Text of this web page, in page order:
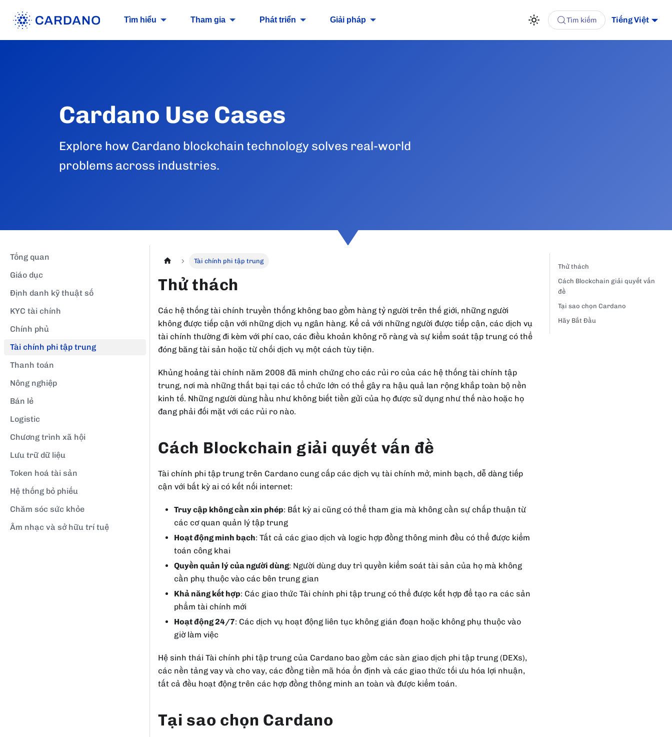
Tìm hiểu Tham gia Phát triển Giải pháp Tiếng Việt
Tìm kiếm
Cardano Use Cases
Explore how Cardano blockchain technology solves real-world
problems across industries.
Tổng quan
Giáo dục
Định danh kỹ thuật số
KYC tài chính
Chính phủ
Tài chính phi tập trung
Thanh toán
Nông nghiệp
Bán lẻ
Logistic
Chương trình xã hội
Lưu trữ dữ liệu
Token hoá tài sản
Hệ thống bỏ phiếu
Chăm sóc sức khỏe
Âm nhạc và sở hữu trí tuệ
Tài chính phi tập trung
Thử thách
Các hệ thống tài chính truyền thống không bao gồm hàng tỷ người trên thế giới, những người
không được tiếp cận với những dịch vụ ngân hàng. Kể cả với những người được tiếp cận, các dịch vụ
tài chính thường đi kèm với phí cao, các điều khoản không rõ ràng và sự kiểm soát tập trung có thể
đóng băng tài sản hoặc từ chối dịch vụ một cách tùy tiện.
Khủng hoảng tài chính năm 2008 đã minh chứng cho các rủi ro của các hệ thống tài chính tập
trung, nơi mà những thất bại tại các tổ chức lớn có thể gây ra hậu quả lan rộng khắp toàn bộ nền
kinh tế. Những người dùng hầu như không biết tiền gửi của họ được sử dụng như thế nào hoặc họ
đang phải đối mặt với các rủi ro nào.
Cách Blockchain giải quyết vấn đề
Tài chính phi tập trung trên Cardano cung cấp các dịch vụ tài chính mở, minh bạch, dễ dàng tiếp
cận với bất kỳ ai có kết nối internet:
Truy cập không cần xin phép: Bất kỳ ai cũng có thể tham gia mà không cần sự chấp thuận từ
các cơ quan quản lý tập trung
Hoạt động minh bạch: Tất cả các giao dịch và logic hợp đồng thông minh đều có thể được kiểm
toán công khai
Quyền quản lý của người dùng: Người dùng duy trì quyền kiểm soát tài sản của họ mà không
cần phụ thuộc vào các bên trung gian
Khả năng kết hợp: Các giao thức Tài chính phi tập trung có thể được kết hợp để tạo ra các sản
phẩm tài chính mới
Hoạt động 24/7: Các dịch vụ hoạt động liên tục không gián đoạn hoặc không phụ thuộc vào
giờ làm việc
Hệ sinh thái Tài chính phi tập trung của Cardano bao gồm các sàn giao dịch phi tập trung (DEXs),
các nền tảng vay và cho vay, các đồng tiền mã hóa ổn định và các giao thức tối ưu hóa lợi nhuận,
tất cả đều hoạt động trên các hợp đồng thông minh an toàn và được kiểm toán.
Tại sao chọn Cardano
Thử thách
Cách Blockchain giải quyết vấn
đề
Tại sao chọn Cardano
Hãy Bắt Đầu